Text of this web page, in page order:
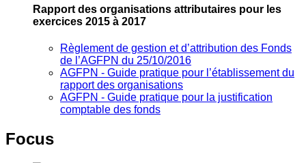
Rapport des organisations attributaires pour les
exercices 2015 à 2017
Règlement de gestion et d’attribution des Fonds
de l’AGFPN du 25/10/2016
AGFPN ‐ Guide pratique pour l’établissement du
rapport des organisations
AGFPN ‐ Guide pratique pour la justification
comptable des fonds
Focus